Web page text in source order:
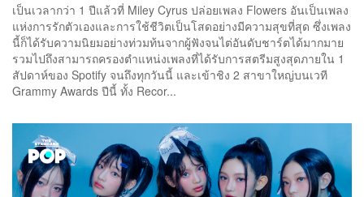
เป็นเวลากว่า 1 ปีแล้วที่ Miley Cyrus ปล่อยเพลง Flowers อันเป็นเพลง
แห่งการรักตัวเองและการใช้ชีวิตเป็นโสดอย่างมีความสุขที่สุด ซึ่งเพลง
นี้ก็ได้รับความนิยมอย่างท่วมท้นจากผู้ฟังจนไต่อันดับชาร์ตได้มากมาย
รวมไปถึงสามารถครองตำแหน่งเพลงที่ได้รับการสตรีมสูงสุดภายใน 1
สัปดาห์ของ Spotify จนถึงทุกวันนี้ และเข้าชิง 2 สาขาใหญ่บนเวที
Grammy Awards ปีนี้ ทั้ง Recor...